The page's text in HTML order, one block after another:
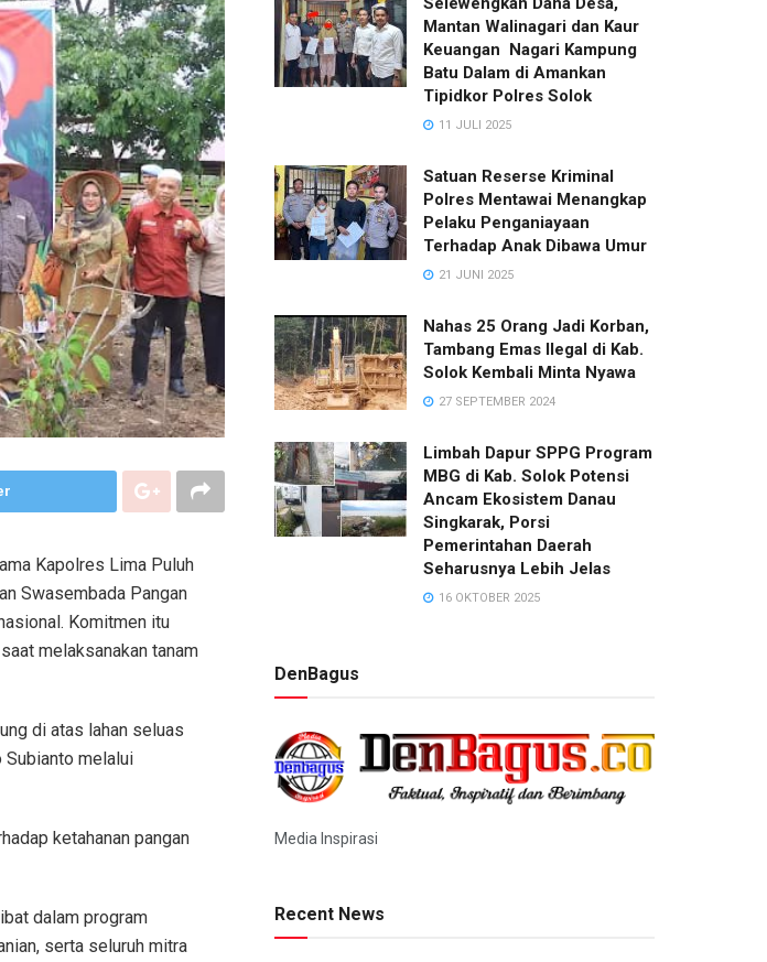
Kapolres Lima Puluh
Swasembada Pangan
Komitmen itu
melaksanakan tanam
di atas lahan seluas
Subianto melalui
ketahanan pangan
dalam program
serta seluruh mitra
Mantan Walinagari dan Kaur
Keuangan Nagari Kampung
Batu Dalam di Amankan
Tipidkor Polres Solok
11 JULI 2025
Satuan Reserse Kriminal
Polres Mentawai Menangkap
Pelaku Penganiayaan
Terhadap Anak Dibawa Umur
21 JUNI 2025
Nahas 25 Orang Jadi Korban,
Tambang Emas Ilegal di Kab.
Solok Kembali Minta Nyawa
27 SEPTEMBER 2024
Limbah Dapur SPPG Program
MBG di Kab. Solok Potensi
Ancam Ekosistem Danau
Singkarak, Porsi
Pemerintahan Daerah
Seharusnya Lebih Jelas
16 OKTOBER 2025
DenBagus
Media Inspirasi
Recent News